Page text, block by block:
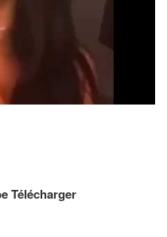
Télécharger